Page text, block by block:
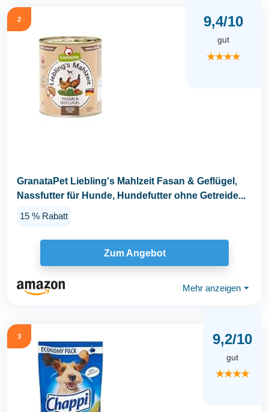
2 9,4/10
gut
★★★★
GranataPet Liebling's Mahlzeit Fasan & Geflügel,
Nassfutter für Hunde, Hundefutter ohne Getreide...
15 % Rabatt
Zum Angebot
Mehr anzeigen ⏷
3 9,2/10
gut
★★★★